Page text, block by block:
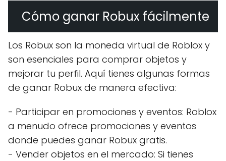
Cómo ganar Robux fácilmente
Los Robux son la moneda virtual de Roblox y
son esenciales para comprar objetos y
mejorar tu perfil. Aquí tienes algunas formas
de ganar Robux de manera efectiva:
- Participar en promociones y eventos: Roblox
a menudo ofrece promociones y eventos
donde puedes ganar Robux gratis.
- Vender objetos en el mercado: Si tienes